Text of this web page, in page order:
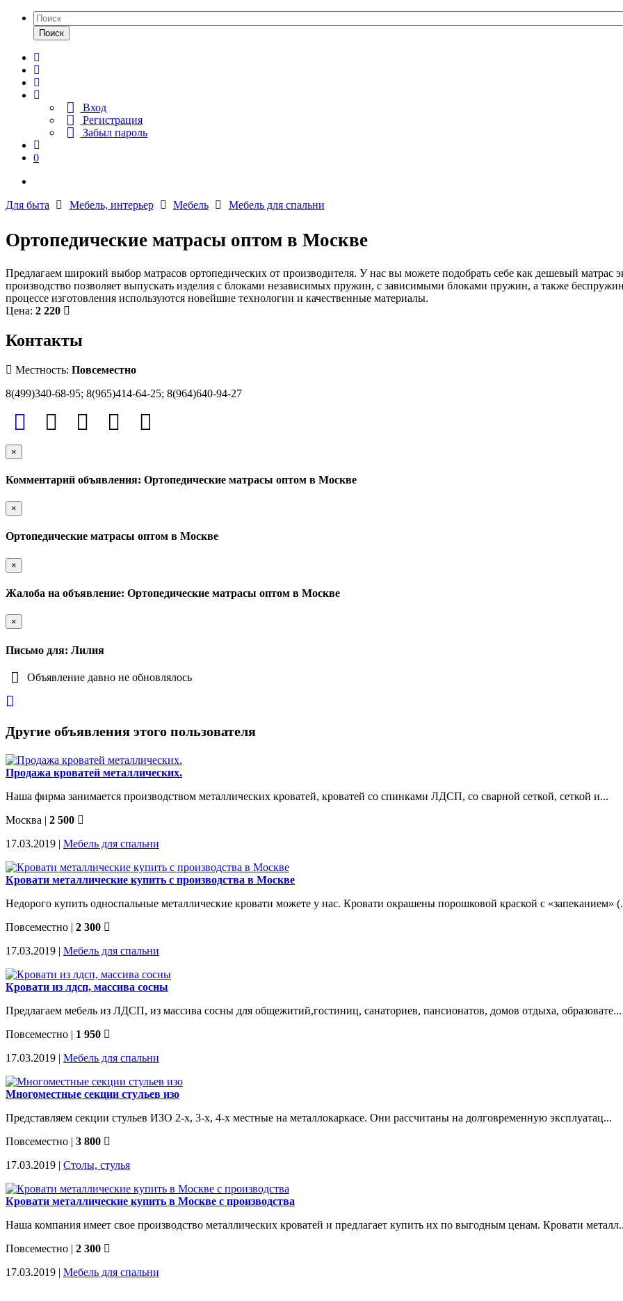
Поиск
Вход
Регистрация
Забыл пароль
0
Для быта Мебель, интерьер Мебель Мебель для спальни
Ортопедические матрасы оптом в Москве
Предлагаем широкий выбор матрасов ортопедических от производителя. У нас вы можете подобрать себе как дешевый матрас
производство позволяет выпускать изделия с блоками независимых пружин, с зависимыми блоками пружин, а также
процессе изготовления используются новейшие технологии и качественные материалы.
Цена: 2 220
Контакты
Местность: Повсеместно
8(499)340-68-95; 8(965)414-64-25; 8(964)640-94-27
×
Комментарий объявления: Ортопедические матрасы оптом в Москве
×
Ортопедические матрасы оптом в Москве
×
Жалоба на объявление: Ортопедические матрасы оптом в Москве
×
Письмо для: Лилия
Объявление давно не обновлялось
Другие объявления этого пользователя
Продажа кроватей металлических.
Наша фирма занимается производством металлических кроватей, кроватей со спинками ЛДСП, со сварной сеткой, сеткой и...
Москва | 2 500
17.03.2019 | Мебель для спальни
Кровати металлические купить с производства в Москве
Недорого купить односпальные металлические кровати можете у нас. Кровати окрашены порошковой краской с «запеканием»
Повсеместно | 2 300
17.03.2019 | Мебель для спальни
Кровати из лдсп, массива сосны
Предлагаем мебель из ЛДСП, из массива сосны для общежитий,гостиниц, санаториев, пансионатов, домов отдыха, образовате...
Повсеместно | 1 950
17.03.2019 | Мебель для спальни
Многоместные секции стульев изо
Представляем cекции стульев ИЗО 2-х, 3-х, 4-х местные на металлокаркасе. Они рассчитаны на долговременную эксплуатац...
Повсеместно | 3 800
17.03.2019 | Столы, стулья
Кровати металлические купить в Москве с производства
Наша компания имеет свое производство металлических кроватей и предлагает купить их по выгодным ценам. Кровати
Повсеместно | 2 300
17.03.2019 | Мебель для спальни